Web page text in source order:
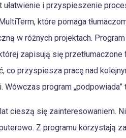
ułatwienie i przyspieszenie
które pomaga
w różnych projektach.
zapisują się
co przyspiesza pracę nad
Wówczas program
cieszą się zainteresowaniem.
Z programu korzystają